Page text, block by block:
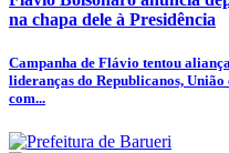
na chapa dele à Presidência
Campanha de Flávio tentou
lideranças do Republicanos,
com...